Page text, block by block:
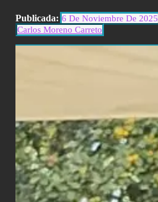
Publicada: 6 De Noviembre De 2025
Carlos Moreno Carreto